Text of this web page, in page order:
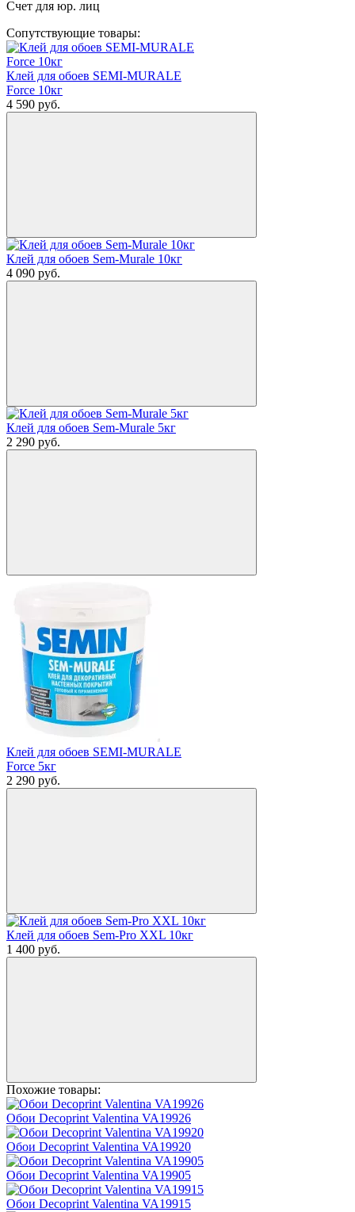
Счет для юр. лиц
Сопутствующие товары:
Клей для обоев SEMI-MURALE
Force 10кг
4 590 руб.
Клей для обоев Sem-Murale 10кг
4 090 руб.
Клей для обоев Sem-Murale 5кг
2 290 руб.
Клей для обоев SEMI-MURALE
Force 5кг
2 290 руб.
Клей для обоев Sem-Pro XXL 10кг
1 400 руб.
Похожие товары:
Обои Decoprint Valentina VA19926
Обои Decoprint Valentina VA19920
Обои Decoprint Valentina VA19905
Обои Decoprint Valentina VA19915